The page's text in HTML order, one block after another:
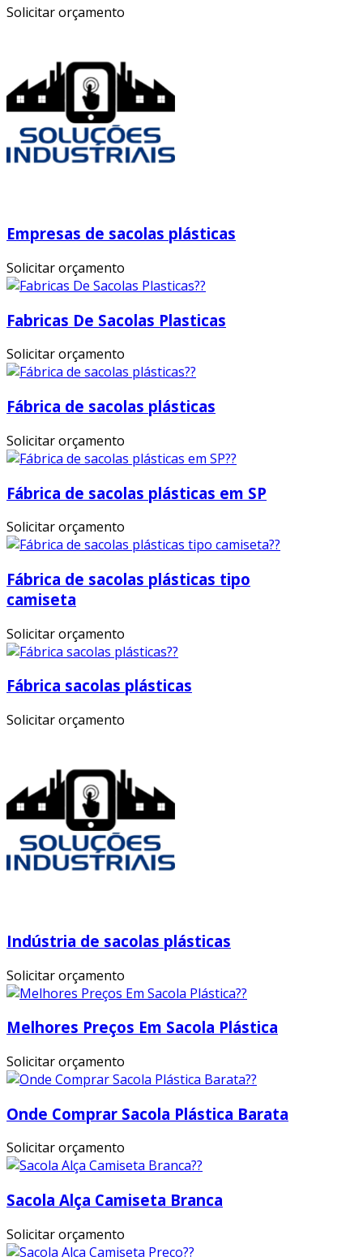
Solicitar orçamento
Empresas de sacolas plásticas
Solicitar orçamento
Fabricas De Sacolas Plasticas
Solicitar orçamento
Fábrica de sacolas plásticas
Solicitar orçamento
Fábrica de sacolas plásticas em SP
Solicitar orçamento
Fábrica de sacolas plásticas tipo
camiseta
Solicitar orçamento
Fábrica sacolas plásticas
Solicitar orçamento
Indústria de sacolas plásticas
Solicitar orçamento
Melhores Preços Em Sacola Plástica
Solicitar orçamento
Onde Comprar Sacola Plástica Barata
Solicitar orçamento
Sacola Alça Camiseta Branca
Solicitar orçamento